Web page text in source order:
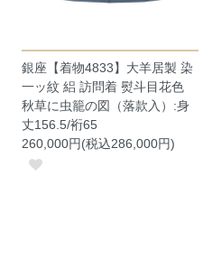
銀座【着物4833】大羊居製 染
一ッ紋 絽 訪問着 熨斗目花色
秋草に虫籠の図（落款入）:身
丈156.5/裄65
260,000円(税込286,000円)